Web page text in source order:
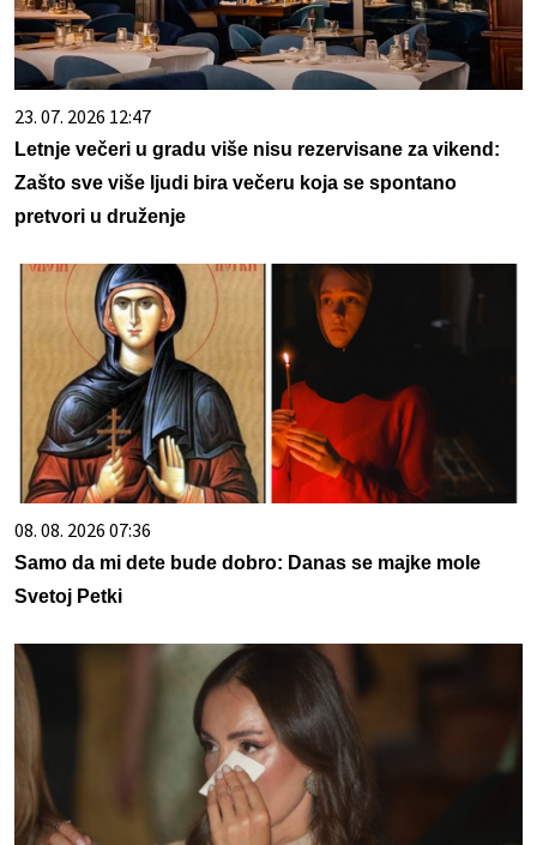
23. 07. 2026 12:47
Letnje večeri u gradu više nisu rezervisane za vikend:
Zašto sve više ljudi bira večeru koja se spontano
pretvori u druženje
08. 08. 2026 07:36
Samo da mi dete bude dobro: Danas se majke mole
Svetoj Petki